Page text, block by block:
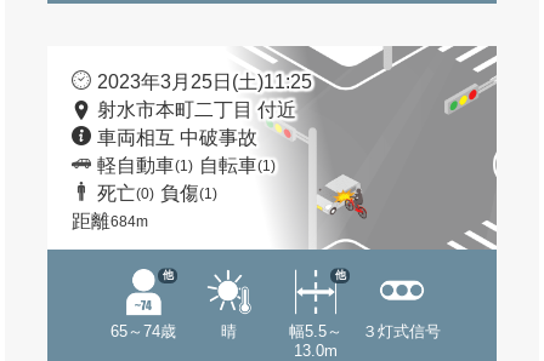
2023年3月25日(土)11:25
射水市本町二丁目 付近
車両相互 中破事故
軽自動車(1) 自転車(1)
死亡(0) 負傷(1)
距離684m
65～74歳
他
晴
幅5.5～
13.0m
他
３灯式信号